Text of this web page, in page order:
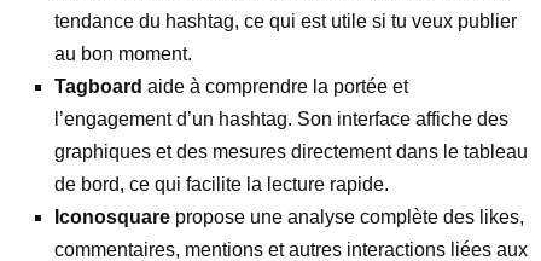
tendance du hashtag, ce qui est utile si tu veux publier
au bon moment.
Tagboard aide à comprendre la portée et
l’engagement d’un hashtag. Son interface affiche des
graphiques et des mesures directement dans le tableau
de bord, ce qui facilite la lecture rapide.
Iconosquare propose une analyse complète des likes,
commentaires, mentions et autres interactions liées aux